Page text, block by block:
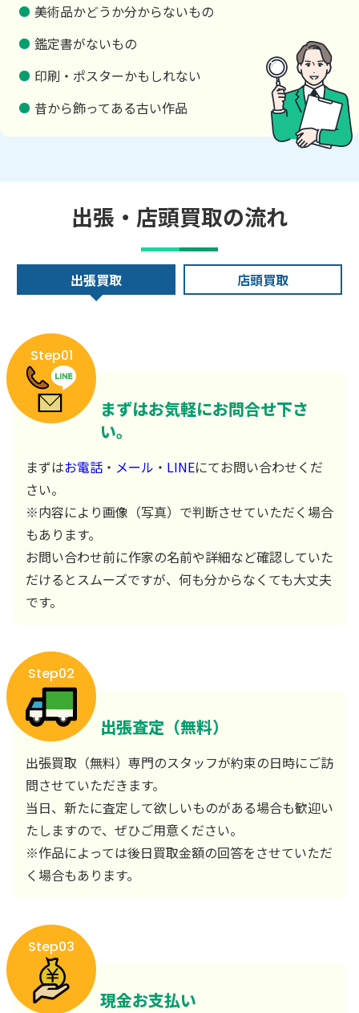
美術品かどうか分からないもの
鑑定書がないもの
印刷・ポスターかもしれない
昔から飾ってある古い作品
出張・店頭買取の流れ
出張買取 店頭買取
Step01
まずはお気軽にお問合せ下さ
い。
まずはお電話 ・ メール ・ LINEにてお問い合わせくだ
さい。
※内容により画像（写真）で判断させていただく場合
もあります。
お問い合わせ前に作家の名前や詳細など確認していた
だけるとスムーズですが、何も分からなくても大丈夫
です。
Step02
出張査定（無料）
出張買取（無料）専門のスタッフが約束の日時にご訪
問させていただきます。
当日、新たに査定して欲しいものがある場合も歓迎い
たしますので、ぜひご用意ください。
※作品によっては後日買取金額の回答をさせていただ
く場合もあります。
Step03
現金お支払い